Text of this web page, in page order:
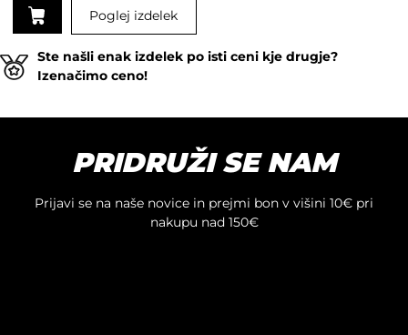
Poglej izdelek
Ste našli enak izdelek po isti ceni kje drugje?
Izenačimo ceno!
PRIDRUŽI SE NAM
Prijavi se na naše novice in prejmi bon v višini 10€ pri
nakupu nad 150€